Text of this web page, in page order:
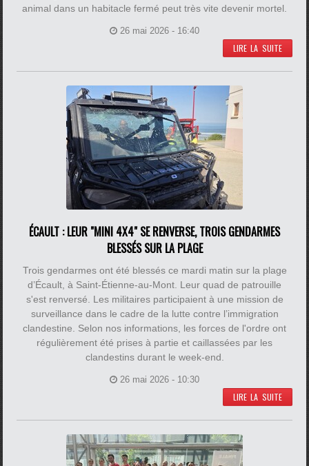
animal dans un habitacle fermé peut très vite devenir mortel.
26 mai 2026 - 16:40
LIRE LA SUITE
ÉCAULT : LEUR "MINI 4X4" SE RENVERSE, TROIS GENDARMES
BLESSÉS SUR LA PLAGE
Trois gendarmes ont été blessés ce mardi matin sur la plage
d’Écault, à Saint-Étienne-au-Mont. Leur quad de patrouille
s'est renversé. Les militaires participaient à une mission de
surveillance dans le cadre de la lutte contre l’immigration
clandestine. Selon nos informations, les forces de l'ordre ont
régulièrement été prises à partie et caillassées par les
clandestins durant le week-end.
26 mai 2026 - 10:30
LIRE LA SUITE